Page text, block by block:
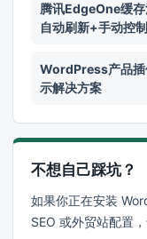
腾讯EdgeOne缓
自动刷新+手动控
WordPress产品插
示解决方案
不想自己踩坑？
如果你正在安装
SEO 或外贸站配置